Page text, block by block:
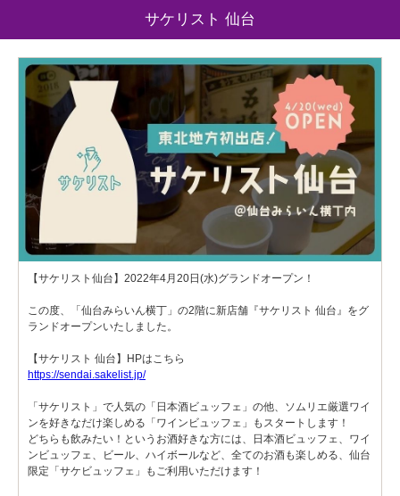
サケリスト 仙台
【サケリスト仙台】2022年4月20日(水)グランドオープン！
この度、「仙台みらいん横丁」の2階に新店舗『サケリスト 仙台』をグ
ランドオープンいたしました。
【サケリスト 仙台】HPはこちら
https://sendai.sakelist.jp/
「サケリスト」で人気の「日本酒ビュッフェ」の他、ソムリエ厳選ワイ
ンを好きなだけ楽しめる「ワインビュッフェ」もスタートします！
どちらも飲みたい！というお酒好きな方には、日本酒ビュッフェ、ワイ
ンビュッフェ、ビール、ハイボールなど、全てのお酒も楽しめる、仙台
限定「サケビュッフェ」もご利用いただけます！